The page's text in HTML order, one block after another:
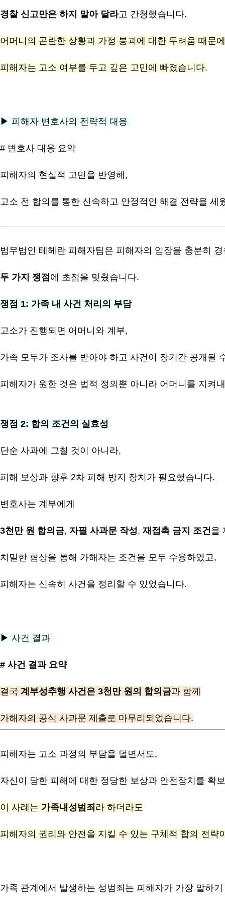
경찰 신고만은 하지 말아 달라고 간청했습니다.
어머니의 곤란한 상황과 가정 붕괴에 대한 두려움 때문에
피해자는 고소 여부를 두고 깊은 고민에 빠졌습니다.
▶ 피해자 변호사의 전략적 대응
# 변호사 대응 요약
피해자의 현실적 고민을 반영해,
고소 전 합의를 통한 신속하고 안정적인 해결 전략을 세
법무법인 테헤란 피해자팀은 피해자의 입장을 충분히 경
두 가지 쟁점 에 초점을 맞췄습니다.
쟁점 1: 가족 내 사건 처리의 부담
고소가 진행되면 어머니와 계부,
가족 모두가 조사를 받아야 하고 사건이 장기간 공개될
피해자가 원한 것은 법적 정의뿐 아니라 어머니를 지켜
쟁점 2: 합의 조건의 실효성
단순 사과에 그칠 것이 아니라,
피해 보상과 향후 2차 피해 방지 장치가 필요했습니다.
변호사는 계부에게
3천만 원 합의금, 자필 사과문 작성, 재접촉 금지 조건을
치밀한 협상을 통해 가해자는 조건을 모두 수용하였고,
피해자는 신속히 사건을 정리할 수 있었습니다.
▶ 사건 결과
# 사건 결과 요약
결국 계부성추행 사건은 3천만 원의 합의금과 함께
가해자의 공식 사과문 제출로 마무리되었습니다.
피해자는 고소 과정의 부담을 덜면서도,
자신이 당한 피해에 대한 정당한 보상과 안전장치를 확
이 사례는 가족내성범죄 라 하더라도
피해자의 권리와 안전을 지킬 수 있는 구체적 합의 전략
가족 관계에서 발생하는 성범죄는 피해자가 가장 말하